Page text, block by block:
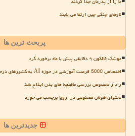
ناوهای جنگی چین ارتقا می یابند
پربحث ترین ها
موشک فالکون ۹ دقایقی پیش با ماه برخورد کرد
اختصاص 5000 فرصت آموزشی در حوزه AI به کشورهای درحال توسعه
رادار مخصوص بررسی ماهیچه های بدن ابداع شد
محتوای هوش مصنوعی در اروپا برچسب می خورد
جدیدترین ها